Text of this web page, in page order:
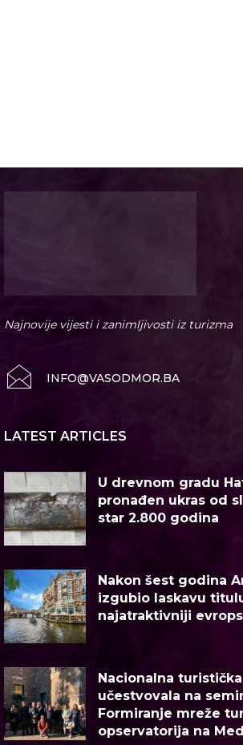
Najnovije vijesti i zanimljivosti iz turizma
INFO@VASODMOR.BA
LATEST ARTICLES
U drevnom gradu
pronađen ukras od
star 2.800 godina
Nakon šest godina
izgubio laskavu
najatraktivniji
Nacionalna
učestvovala na
Formiranje mreže
opservatorija na